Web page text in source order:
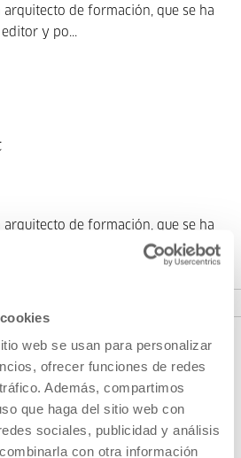
web se usan para personalizar
ofrecer funciones de redes
Además, compartimos
que haga del sitio web con
sociales, publicidad y análisis
con otra información
arquitecto de formación, que se ha
y po...
arquitecto de formación, que se ha
y po...